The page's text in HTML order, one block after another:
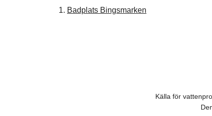
1. Badplats Bingsmarken
Källa för